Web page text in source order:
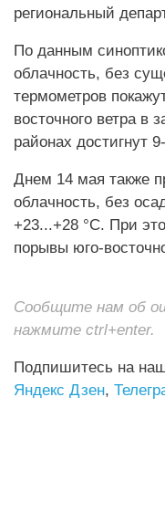
региональный
По данным
облачность, без
термометров
восточного ветра в
районах достигнут
Днем 14 мая также
облачность, без
+23...+28 °C. При
порывы юго-
Сообщите нам об
нажмите ctrl+enter.
Подпишитесь на
Яндекс Дзен,